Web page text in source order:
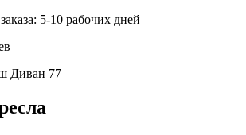
5-10 рабочих дней
Диван 77